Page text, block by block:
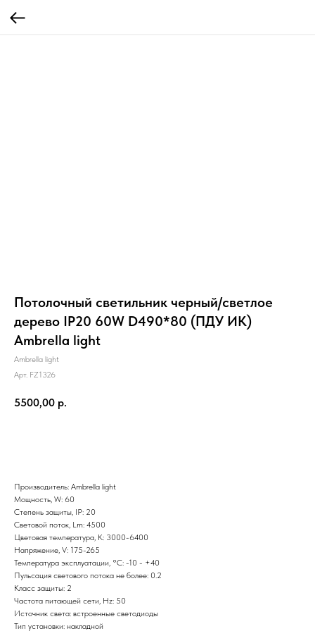
Потолочный светильник черный/светлое
дерево IP20 60W D490*80 (ПДУ ИК)
Ambrella light
Ambrella light
Арт. FZ1326
5500,00 р.
Производитель: Ambrella light
Мощность, W: 60
Степень защиты, IP: 20
Световой поток, Lm: 4500
Цветовая температура, K: 3000-6400
Напряжение, V: 175-265
Температура эксплуатации, °С: -10 - +40
Пульсация светового потока не более: 0.2
Класс защиты: 2
Частота питающей сети, Hz: 50
Источник света: встроенные светодиоды
Тип установки: накладной